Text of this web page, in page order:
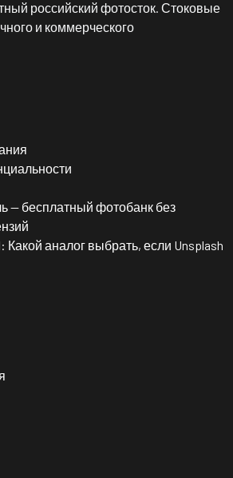
российский фотосток. Стоковые
и коммерческого
— бесплатный фотобанк без
Какой аналог выбрать, если Unsplash